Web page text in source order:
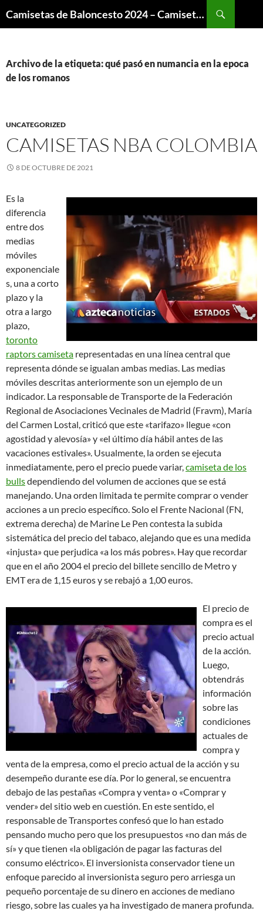
Camisetas de Baloncesto 2024 – Camisetas NBA
Archivo de la etiqueta: qué pasó en numancia en la epoca
de los romanos
UNCATEGORIZED
CAMISETAS NBA COLOMBIA
8 DE OCTUBRE DE 2021
Es la
diferencia
entre dos
medias
móviles
exponenciale
s, una a corto
plazo y la
otra a largo
plazo,
toronto
raptors camiseta representadas en una línea central que
representa dónde se igualan ambas medias. Las medias
móviles descritas anteriormente son un ejemplo de un
indicador. La responsable de Transporte de la Federación
Regional de Asociaciones Vecinales de Madrid (Fravm), María
del Carmen Lostal, criticó que este «tarifazo» llegue «con
agostidad y alevosía» y «el último día hábil antes de las
vacaciones estivales». Usualmente, la orden se ejecuta
inmediatamente, pero el precio puede variar,camiseta de los
bullsdependiendo del volumen de acciones que se está
manejando. Una orden limitada te permite comprar o vender
acciones a un precio específico. Solo el Frente Nacional (FN,
extrema derecha) de Marine Le Pen contesta la subida
sistemática del precio del tabaco, alejando que es una medida
«injusta» que perjudica «a los más pobres». Hay que recordar
que en el año 2004 el precio del billete sencillo de Metro y
EMT era de 1,15 euros y se rebajó a 1,00 euros.
El precio de
compra es el
precio actual
de la acción.
Luego,
obtendrás
información
sobre las
condiciones
actuales de
compra y
venta de la empresa, como el precio actual de la acción y su
desempeño durante ese día. Por lo general, se encuentra
debajo de las pestañas «Compra y venta» o «Comprar y
vender» del sitio web en cuestión. En este sentido, el
responsable de Transportes confesó que lo han estado
pensando mucho pero que los presupuestos «no dan más de
sí» y que tienen «la obligación de pagar las facturas del
consumo eléctrico». El inversionista conservador tiene un
enfoque parecido al inversionista seguro pero arriesga un
pequeño porcentaje de su dinero en acciones de mediano
riesgo, sobre las cuales ya ha investigado de manera profunda.